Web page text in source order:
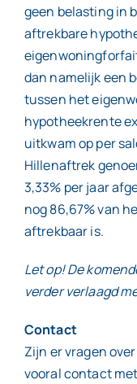
geen belasting in
aftrekbare
dan namelijk een
tussen het
hypotheekrente
uitkwam op per
Hillenaftrek
3,33% per jaar
nog 86,67% van
aftrekbaar is.
Let op! De
verder verlaagd
Contact
Zijn er vragen
vooral contact